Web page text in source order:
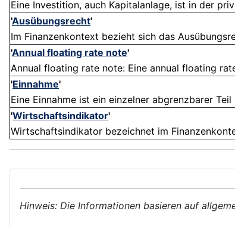
Eine Investition, auch Kapitalanlage, ist in der
'Ausübungsrecht'
Im Finanzenkontext bezieht sich das
'Annual floating rate note'
Annual floating rate note: Eine annual floating
'Einnahme'
Eine Einnahme ist ein einzelner abgrenzbarer
'Wirtschaftsindikator'
Wirtschaftsindikator bezeichnet im
Hinweis: Die Informationen basieren auf